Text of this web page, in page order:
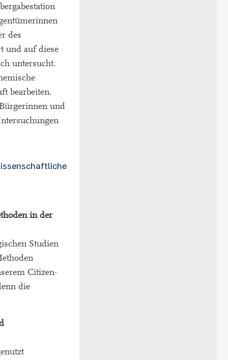
des
und auf diese
untersucht.
bearbeiten.
und
in der
Studien
Citizen-
die